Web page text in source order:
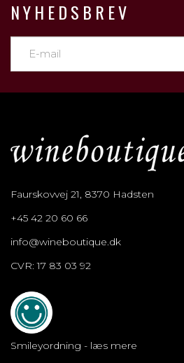
NYHEDSBREV
Faurskovvej 21, 8370 Hadsten
+45 42 20 60 66
info@wineboutique.dk
CVR: 17 83 03 92
Smileyordning - læs mere